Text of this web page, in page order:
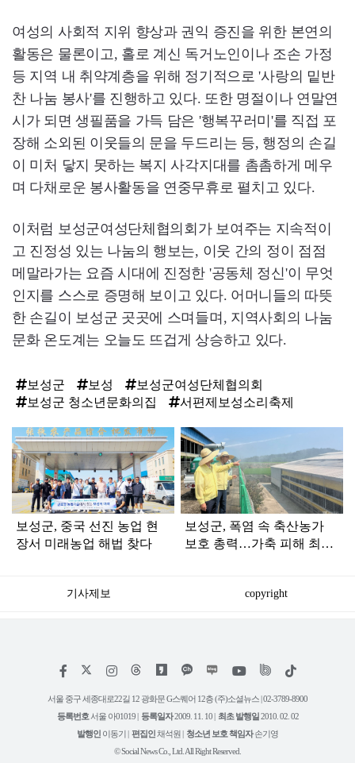
여성의 사회적 지위 향상과 권익 증진을 위한 본연의
활동은 물론이고, 홀로 계신 독거노인이나 조손 가정
등 지역 내 취약계층을 위해 정기적으로 '사랑의 밑반
찬 나눔 봉사'를 진행하고 있다. 또한 명절이나 연말연
시가 되면 생필품을 가득 담은 '행복꾸러미'를 직접 포
장해 소외된 이웃들의 문을 두드리는 등, 행정의 손길
이 미처 닿지 못하는 복지 사각지대를 촘촘하게 메우
며 다채로운 봉사활동을 연중무휴로 펼치고 있다.
이처럼 보성군여성단체협의회가 보여주는 지속적이
고 진정성 있는 나눔의 행보는, 이웃 간의 정이 점점
메말라가는 요즘 시대에 진정한 '공동체 정신'이 무엇
인지를 스스로 증명해 보이고 있다. 어머니들의 따뜻
한 손길이 보성군 곳곳에 스며들며, 지역사회의 나눔
문화 온도계는 오늘도 뜨겁게 상승하고 있다.
보성군 보성
보성군여성단체협의회
보성군 청소년문화의집
서편제보성소리축제
탑
라
인
보성군, 중국 선진 농업 현
장서 미래농업 해법 찾다
보성군, 폭염 속 축산농가
보호 총력…가축 피해 최소
기사제보 copyright
페
스
인
타
램
위
트
유
튜
틱
서울 중구 세종대로22길 12 광화문 G스퀘어 12층 (주)소셜뉴스 | 02-3789-8900
등록번호 서울 아01019 | 등록일자2009. 11. 10 | 최초 발행일2010. 02. 02
발행인 이동기 | 편집인채석원 | 청소년 보호 책임자손기영
© Social News Co., Ltd. All Right Reserved.